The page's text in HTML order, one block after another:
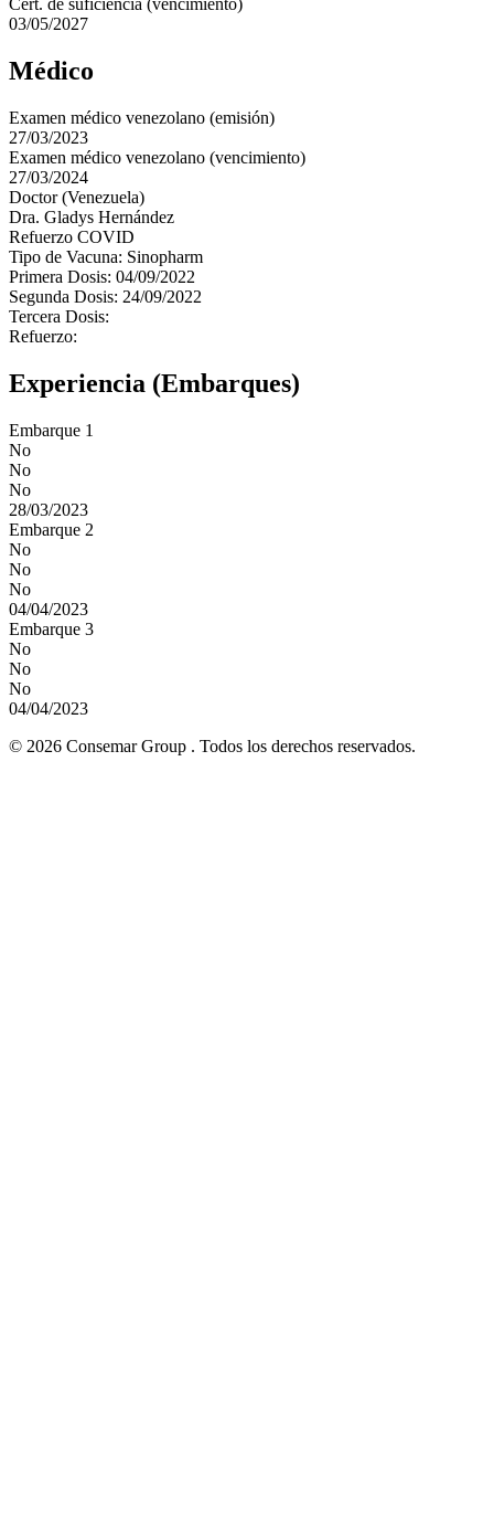
Cert. de suficiencia (vencimiento)
03/05/2027
Médico
Examen médico venezolano (emisión)
27/03/2023
Examen médico venezolano (vencimiento)
27/03/2024
Doctor (Venezuela)
Dra. Gladys Hernández
Refuerzo COVID
Tipo de Vacuna: Sinopharm
Primera Dosis: 04/09/2022
Segunda Dosis: 24/09/2022
Tercera Dosis:
Refuerzo:
Experiencia (Embarques)
Embarque 1
No
No
No
28/03/2023
Embarque 2
No
No
No
04/04/2023
Embarque 3
No
No
No
04/04/2023
© 2026 Consemar Group . Todos los derechos reservados.